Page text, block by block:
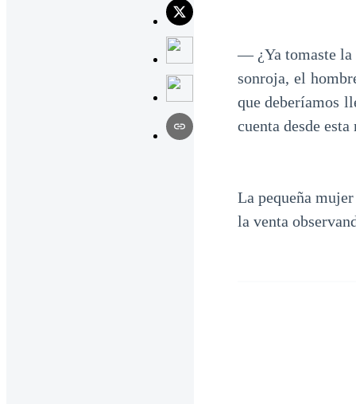
— ¿Ya tomaste la
sonroja, el
que deberíamos
cuenta desde
La pequeña
la venta